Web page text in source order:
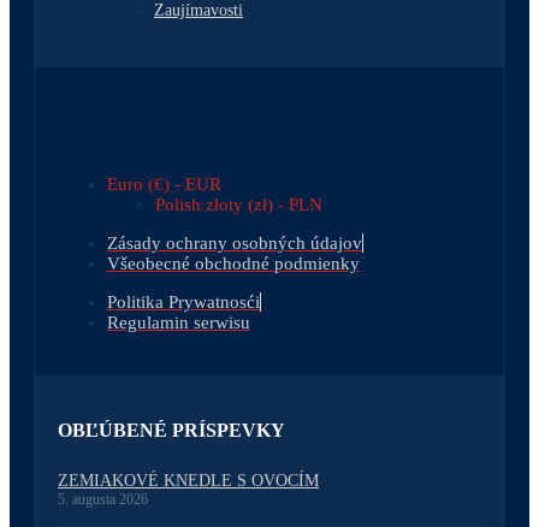
Zaujímavosti
Euro (€) - EUR
Polish złoty (zł) - PLN
Zásady ochrany osobných údajov
Všeobecné obchodné podmienky
Politika Prywatnosći
Regulamin serwisu
OBĽÚBENÉ PRÍSPEVKY
ZEMIAKOVÉ KNEDLE S OVOCÍM
5. augusta 2026